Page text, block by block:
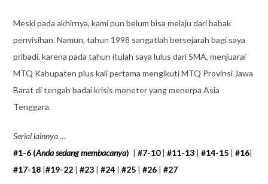
Meski pada akhirnya, kami pun belum bisa melaju dari babak
penyisihan. Namun, tahun 1998 sangatlah bersejarah bagi saya
pribadi, karena pada tahun itulah saya lulus dari SMA, menjuarai
MTQ Kabupaten plus kali pertama mengikuti MTQ Provinsi Jawa
Barat di tengah badai krisis moneter yang menerpa Asia
Tenggara.
Serial lainnya …
#1-6 (Anda sedang membacanya) | #7-10| #11-13| #14-15| #16|
#17-18|#19-22| #23| #24| #25| #26| #27